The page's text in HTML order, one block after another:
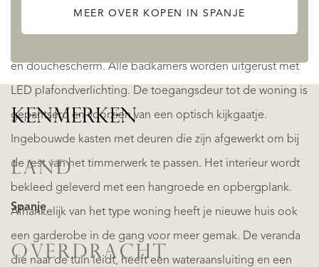
Een bijpassende spiegel zal worden gemonteerd voor
en douchescherm. Alle badkamers worden uitgerust met
LED plafondverlichting. De toegangsdeur tot de woning is
gepantserd en voorzien van een optisch kijkgaatje.
Ingebouwde kasten met deuren die zijn afgewerkt om bij
de rest van het timmerwerk te passen. Het interieur wordt
bekleed geleverd met een hangroede en opbergplank.
Afhankelijk van het type woning heeft je nieuwe huis ook
een garderobe in de gang voor meer gemak. De veranda
die naar de tuin leidt, heeft een wateraansluiting en een
MEER OVER KOPEN IN SPANJE
KENMERKEN
LAND
Spanje
OVERDRACHT